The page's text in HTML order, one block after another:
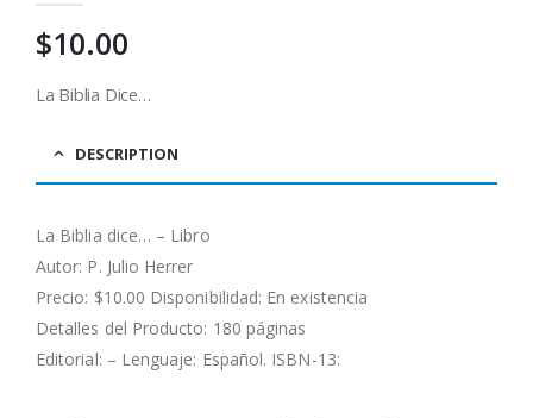
$10.00
La Biblia Dice…
DESCRIPTION
La Biblia dice… – Libro
Autor: P. Julio Herrer
Precio: $10.00 Disponibilidad: En existencia
Detalles del Producto: 180 páginas
Editorial: – Lenguaje: Español. ISBN-13: